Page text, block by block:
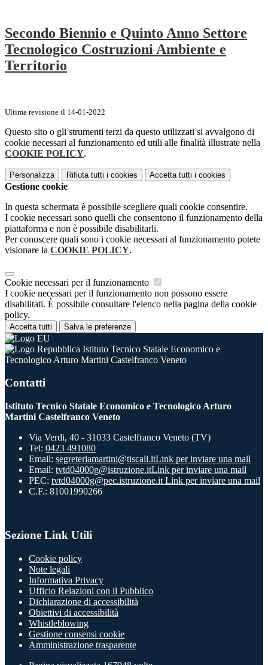
Secondo Biennio e Quinto Anno Settore
Tecnologico Costruzioni Ambiente e
Territorio
Ultima revisione il 14-01-2022
Questo sito o gli strumenti terzi da questo utilizzati si avvalgono di
cookie necessari al funzionamento ed utili alle finalità illustrate nella
COOKIE POLICY.
Personalizza Rifiuta tutti i cookies Accetta tutti i cookies
Gestione cookie
In questa schermata è possibile scegliere quali cookie consentire.
I cookie necessari sono quelli che consentono il funzionamento della
piattaforma e non è possibile disabilitarli.
Per conoscere quali sono i cookie necessari al funzionamento potete
visionare la COOKIE POLICY.
Cookie necessari per il funzionamento
I cookie necessari per il funzionamento non possono essere
disabilitati. È possibile consultare l'elenco nella pagina della cookie
policy.
Accetta tutti Salva le preferenze
Istituto Tecnico Statale Economico e
Tecnologico Arturo Martini Castelfranco Veneto
Contatti
Istituto Tecnico Statale Economico e Tecnologico Arturo
Martini Castelfranco Veneto
Via Verdi, 40 - 31033 Castelfranco Veneto (TV)
Tel: 0423 491080
Email: segreteriamartini@tiscali.itLink per inviare una mail
Email: tvtd04000g@istruzione.itLink per inviare una mail
PEC: tvtd04000g@pec.istruzione.it Link per inviare una mail
C.F.: 81001990266
Sezione Link Utili
Cookie policy
Note legali
Informativa Privacy
Ufficio Relazioni con il Pubblico
Dichiarazione di accessibilità
Obiettivi di accessibilità
Whistleblowing
Gestione consensi cookie
Amministrazione trasparente